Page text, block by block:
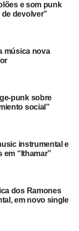
e som punk
devolver”
música nova
punk sobre
social”
instrumental e
“Ithamar”
dos Ramones
em novo single